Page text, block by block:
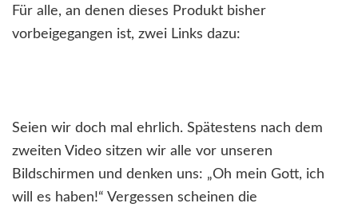
Für alle, an denen dieses Produkt bisher
vorbeigegangen ist, zwei Links dazu:
Seien wir doch mal ehrlich. Spätestens nach dem
zweiten Video sitzen wir alle vor unseren
Bildschirmen und denken uns: „Oh mein Gott, ich
will es haben!“ Vergessen scheinen die